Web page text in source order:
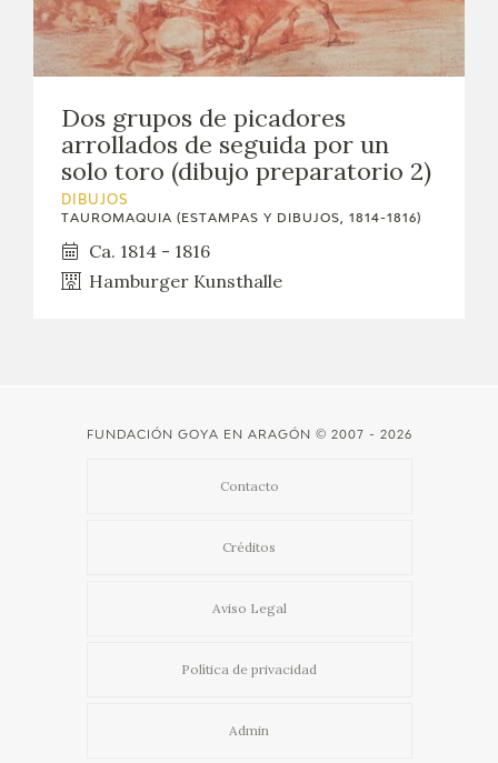
Dos grupos de picadores
arrollados de seguida por un
solo toro (dibujo preparatorio 2)
DIBUJOS
TAUROMAQUIA (ESTAMPAS Y DIBUJOS, 1814-1816)
Ca. 1814 - 1816
Hamburger Kunsthalle
FUNDACIÓN GOYA EN ARAGÓN © 2007 - 2026
Contacto
Créditos
Aviso Legal
Política de privacidad
Admin